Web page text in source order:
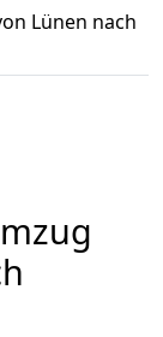
Lünen nach